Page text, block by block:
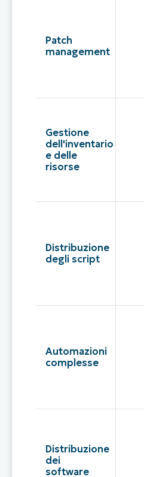
Patch
management
Gestione
dell'inventario
e delle
risorse
Distribuzione
degli script
Automazioni
complesse
Distribuzione
dei
software